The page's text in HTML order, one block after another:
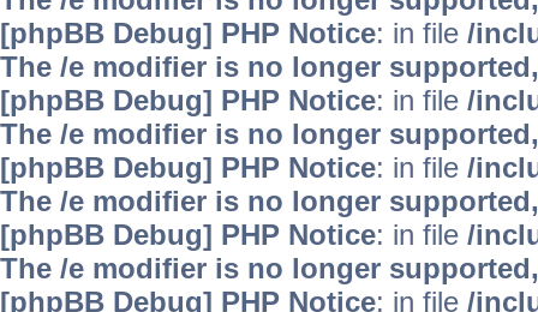
[phpBB Debug] PHP Notice: in file /
The /e modifier is no longer
[phpBB Debug] PHP Notice: in file /
The /e modifier is no longer
[phpBB Debug] PHP Notice: in file /
The /e modifier is no longer
[phpBB Debug] PHP Notice: in file /
The /e modifier is no longer
[phpBB Debug] PHP Notice: in file /